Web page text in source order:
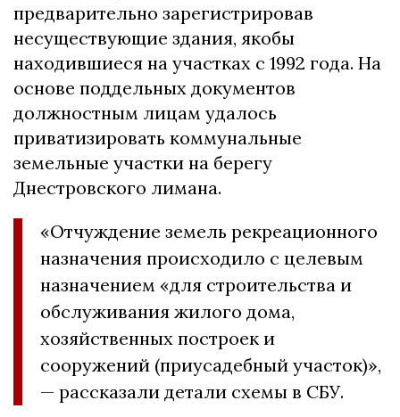
предварительно зарегистрировав
несуществующие здания, якобы
находившиеся на участках с 1992 года. На
основе поддельных документов
должностным лицам удалось
приватизировать коммунальные
земельные участки на берегу
Днестровского лимана.
«Отчуждение земель рекреационного
назначения происходило с целевым
назначением «для строительства и
обслуживания жилого дома,
хозяйственных построек и
сооружений (приусадебный участок)»,
— рассказали детали схемы в СБУ.